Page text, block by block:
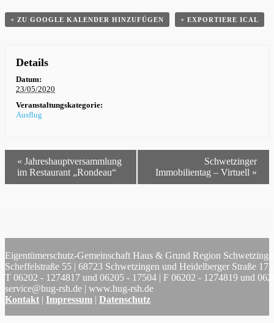
+ ZU GOOGLE KALENDER HINZUFÜGEN + EXPORTIERE ICAL
Details
Datum:
23/05/2020
Veranstaltungskategorie:
Ausflug
« Jahreshauptversammlung
im Restaurant „Rondeau“
Schwetzinger
Immobilientag – Virtuell »
Eigentümerschutz-Gemeinschaft Haus & Grund Region
Scheffelstraße 55 | 68723 Schwetzingen und Heidelberger Straße 17
T 06202 - 1274817 und 06205 - 17504 | F 06202 - 1274819 und
service@hug-rsh.de | www.hug-rsh.de
Kontakt | Impressum | Datenschutz